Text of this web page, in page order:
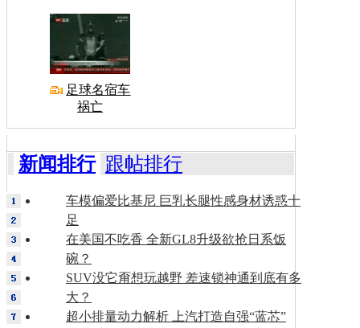
足球名宿车
祸亡
新闻排行 跟帖排行
车模偏爱比基尼 巨乳长腿性感身材诱惑十
足
在美国不吃香 全新GL8升级欲抢日系饭
碗？
SUV没它甭想玩越野 差速锁神通到底有多
大？
超小排量动力解析 上汽打造自强“蓝芯”